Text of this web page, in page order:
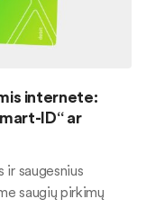
internete:
ID“ ar
saugesnius
saugių pirkimų